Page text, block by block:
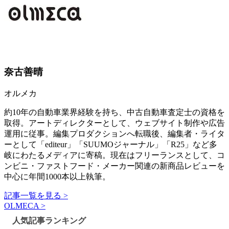
奈古善晴
オルメカ
約10年の自動車業界経験を持ち、中古自動車査定士の資格を
取得。アートディレクターとして、ウェブサイト制作や広告
運用に従事。編集プロダクションへ転職後、編集者・ライタ
ーとして「editeur」「SUUMOジャーナル」「R25」など多
岐にわたるメディアに寄稿。現在はフリーランスとして、コ
ンビニ・ファストフード・メーカー関連の新商品レビューを
中心に年間1000本以上執筆。
記事一覧を見る >
OLMECA >
人気記事ランキング